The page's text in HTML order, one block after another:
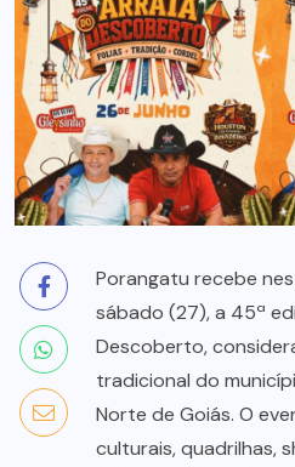
Porangatu recebe
sábado (27), a 45ª
Descoberto,
tradicional do
Norte de Goiás. O
culturais, quadrilhas,